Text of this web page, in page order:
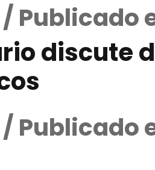
Publicado
discute
Publicado